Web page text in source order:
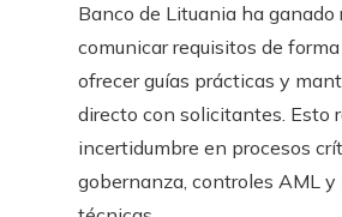
Banco de Lituania ha
comunicar requisitos de
ofrecer guías prácticas y
directo con solicitantes. Esto
incertidumbre en procesos
gobernanza, controles AML y